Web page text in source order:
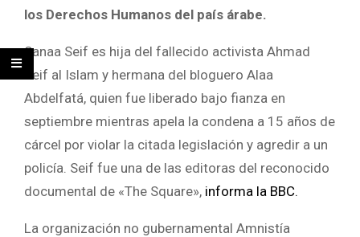
los Derechos Humanos del país árabe.
Sanaa Seif es hija del fallecido activista Ahmad
Seif al Islam y hermana del bloguero Alaa
Abdelfatá, quien fue liberado bajo fianza en
septiembre mientras apela la condena a 15 años de
cárcel por violar la citada legislación y agredir a un
policía. Seif fue una de las editoras del reconocido
documental de «The Square», informa la BBC.
La organización no gubernamental Amnistía